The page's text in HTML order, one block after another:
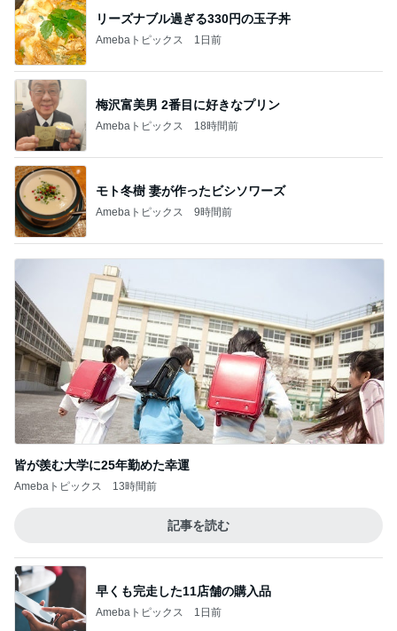
リーズナブル過ぎる330円の玉子丼
Amebaトピックス 1日前
梅沢富美男 2番目に好きなプリン
Amebaトピックス 18時間前
モト冬樹 妻が作ったビシソワーズ
Amebaトピックス 9時間前
皆が羨む大学に25年勤めた幸運
Amebaトピックス 13時間前
記事を読む
早くも完走した11店舗の購入品
Amebaトピックス 1日前